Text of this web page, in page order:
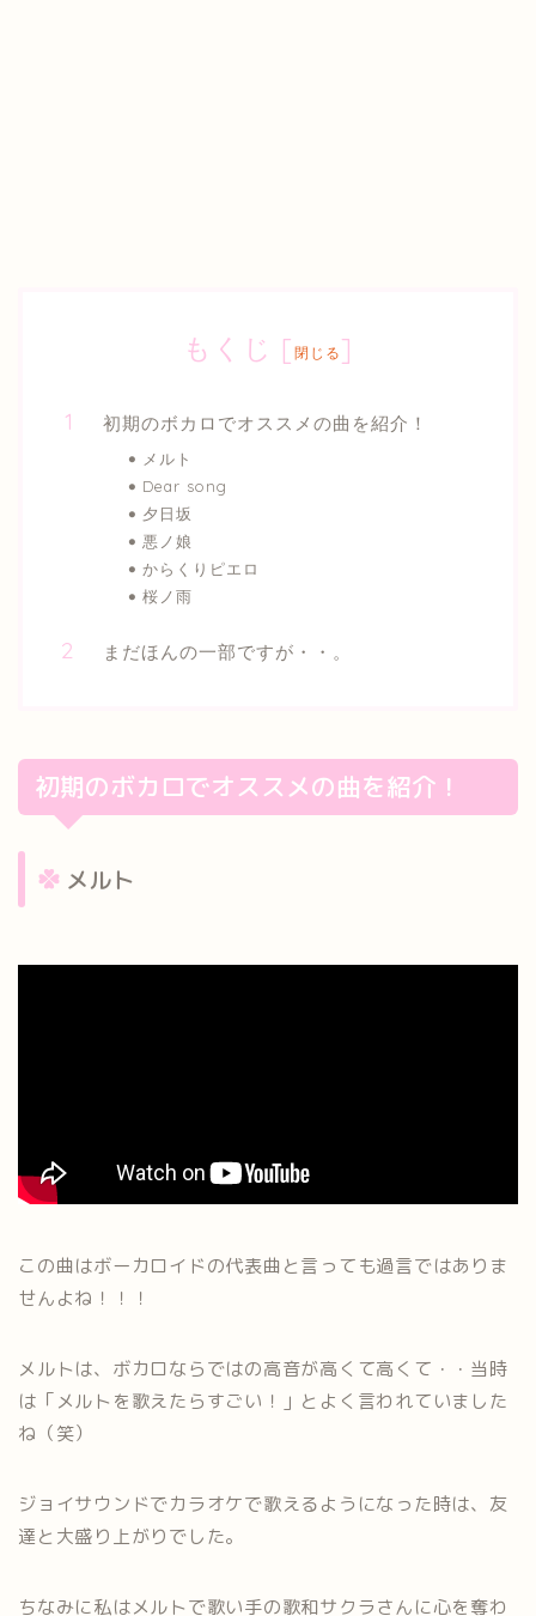
もくじ [ 閉じる ]
初期のボカロでオススメの曲を紹介！
メルト
Dear song
夕日坂
悪ノ娘
からくりピエロ
桜ノ雨
まだほんの一部ですが・・。
初期のボカロでオススメの曲を紹介！
メルト
この曲はボーカロイドの代表曲と言っても過言ではありま
せんよね！！！
メルトは、ボカロならではの高音が高くて高くて・・当時
は「メルトを歌えたらすごい！」とよく言われていました
ね（笑）
ジョイサウンドでカラオケで歌えるようになった時は、友
達と大盛り上がりでした。
ちなみに私はメルトで歌い手の歌和サクラさんに心を奪わ